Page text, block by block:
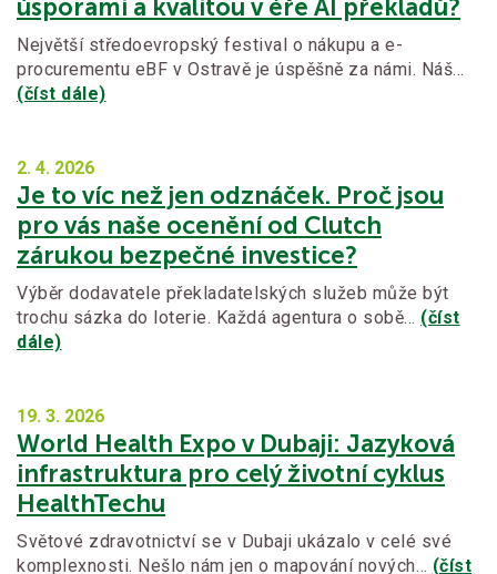
úsporami a kvalitou v éře AI překladů?
Největší středoevropský festival o nákupu a e-
procurementu eBF v Ostravě je úspěšně za námi. Náš…
(číst dále)
2. 4. 2026
Je to víc než jen odznáček. Proč jsou
pro vás naše ocenění od Clutch
zárukou bezpečné investice?
Výběr dodavatele překladatelských služeb může být
trochu sázka do loterie. Každá agentura o sobě… (číst
dále)
19. 3. 2026
World Health Expo v Dubaji: Jazyková
infrastruktura pro celý životní cyklus
HealthTechu
Světové zdravotnictví se v Dubaji ukázalo v celé své
komplexnosti. Nešlo nám jen o mapování nových… (číst